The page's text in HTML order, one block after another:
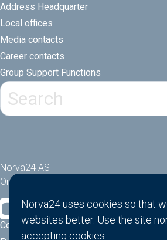
Address Headquarter
Local offices
Media contacts
Career contacts
Group Support Functions
Norva24 AS
Orgnr: 914881463
Cookies
Norva24 uses cookies so that
websites better. Use the site
accepting cookies